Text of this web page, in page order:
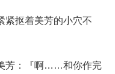
紧抠着美芳的小穴不
芳：『啊……和你作完